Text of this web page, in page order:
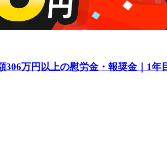
306万円以上の慰労金・報奨金｜1